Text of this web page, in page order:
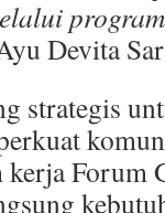
program
Devita
strategis
Forum